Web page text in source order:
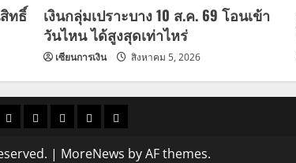
ทธิ์
เงินกลุ่มเปราะบาง 10 ส.ค. 69 โอนเข้า
วันไหน ได้สูงสุดเท่าไหร่
เซียนการเงิน สิงหาคม 5, 2026
ข่าว
ข่าว
ดูด
ที่
ผู้ชาย
| MoreNews by AF themes.